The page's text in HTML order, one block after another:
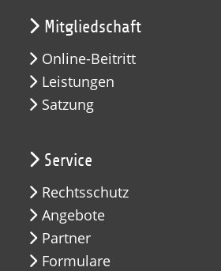
Mitgliedschaft
Online-Beitritt
Leistungen
Satzung
Service
Rechtsschutz
Angebote
Partner
Formulare